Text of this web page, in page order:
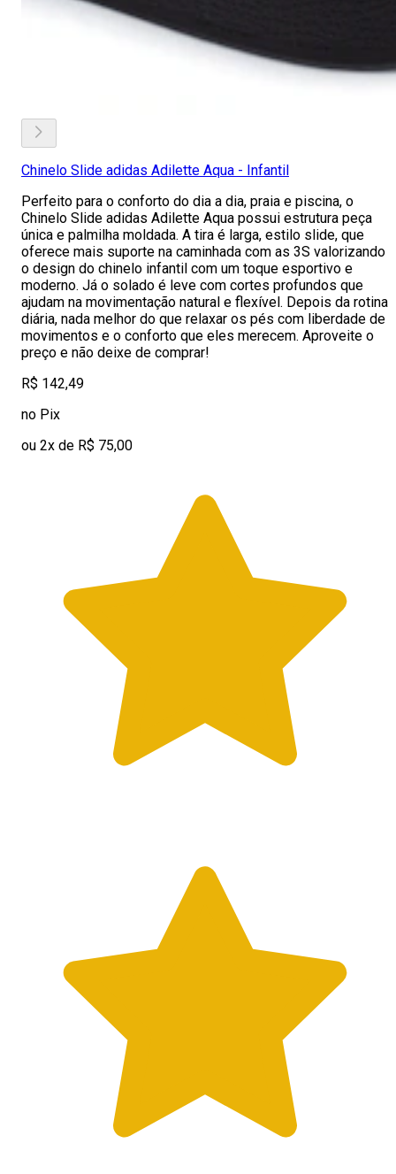
Chinelo Slide adidas Adilette Aqua - Infantil
Perfeito para o conforto do dia a dia, praia e piscina, o
Chinelo Slide adidas Adilette Aqua possui estrutura peça
única e palmilha moldada. A tira é larga, estilo slide, que
oferece mais suporte na caminhada com as 3S valorizando
o design do chinelo infantil com um toque esportivo e
moderno. Já o solado é leve com cortes profundos que
ajudam na movimentação natural e flexível. Depois da rotina
diária, nada melhor do que relaxar os pés com liberdade de
movimentos e o conforto que eles merecem. Aproveite o
preço e não deixe de comprar!
R$ 142,49
no Pix
ou 2x de R$ 75,00